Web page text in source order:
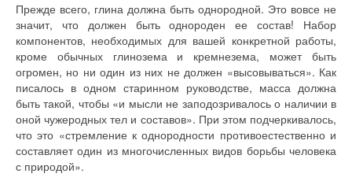
Прежде всего, глина должна быть однородной. Это вовсе не
значит, что должен быть однороден ее состав! Набор
компонентов, необходимых для вашей конкретной работы,
кроме обыч­ных глинозема и кремнезема, может быть
огромен, но ни один из них не должен «высовываться». Как
писалось в одном старинном руководстве, масса должна
быть такой, чтобы «и мысли не заподозривалось о наличии в
оной чужеродных тел и составов». При этом подчеркивалось,
что это «стремление к однородности противоестественно и
составляет один из многочисленных видов борьбы человека
с природой».